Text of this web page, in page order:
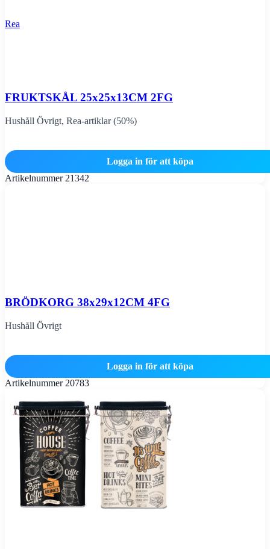
Rea
FRUKTSKÅL 25x25x13CM 2FG
Hushåll Övrigt, Rea-artiklar (50%)
Logga in för att köpa
Artikelnummer 21342
BRÖDKORG 38x29x12CM 4FG
Hushåll Övrigt
Logga in för att köpa
Artikelnummer 20783